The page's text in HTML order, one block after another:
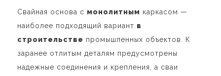
Свайная основа с монолитным каркасом —
наиболее подходящий вариант в
строительстве промышленных объектов. К
заранее отлитым деталям предусмотрены
надежные соединения и крепления, а сваи